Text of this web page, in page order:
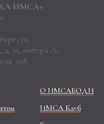
ИМСА»
ул.
11, литера А,
308
О ИМСАБОДИ
ИМСА Клуб